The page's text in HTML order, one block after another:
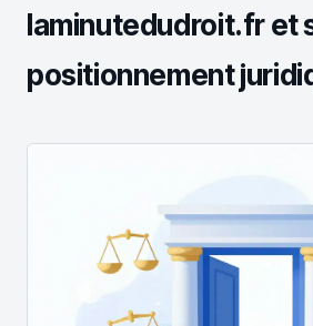
laminutedudroit.fr et
positionnement